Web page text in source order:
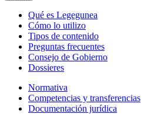
Qué es Legegunea
Cómo lo utilizo
Tipos de contenido
Preguntas frecuentes
Consejo de Gobierno
Dossieres
Normativa
Competencias y transferencias
Documentación jurídica